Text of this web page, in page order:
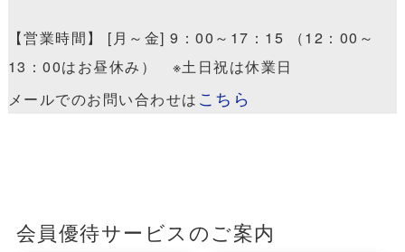
【営業時間】 [月～金] 9：00～17：15 （12：00～
13：00はお昼休み） ※土日祝は休業日
メールでのお問い合わせは こちら
会員優待サービスのご案内